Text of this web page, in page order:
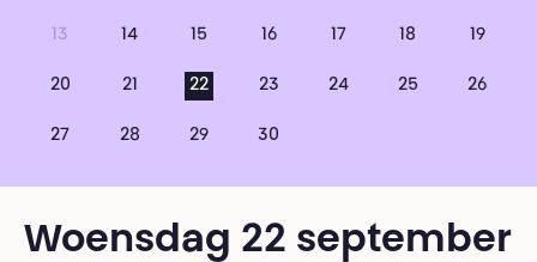
13 14 15 16 17 18 19
20 21 22 23 24 25 26
27 28 29 30
Woensdag 22 september